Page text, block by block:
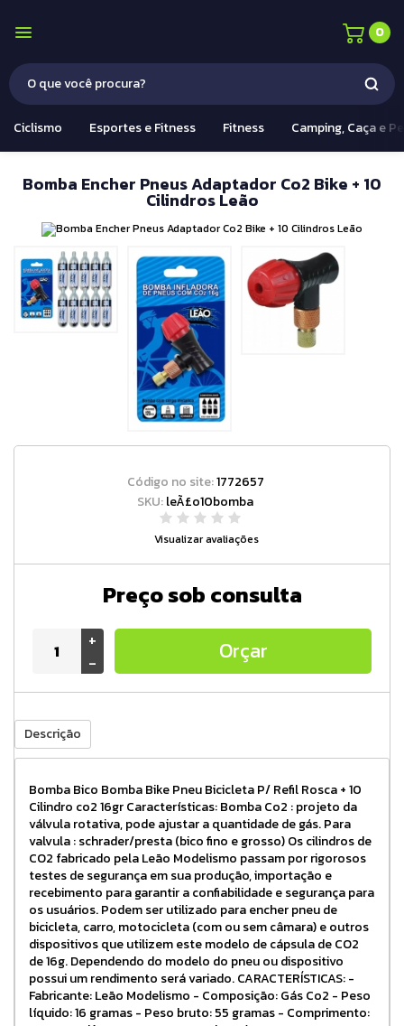
0
Ciclismo Esportes e Fitness Fitness Camping, Caça e
Bomba Encher Pneus Adaptador Co2 Bike + 10
Cilindros Leão
Código no site:1772657
SKU:leÃ£o10bomba
Visualizar avaliações
Preço sob consulta
+
-
Orçar
Descrição
Bomba Bico Bomba Bike Pneu Bicicleta P/ Refil Rosca + 10
Cilindro co2 16gr Características: Bomba Co2 : projeto da
válvula rotativa, pode ajustar a quantidade de gás. Para
valvula : schrader/presta (bico fino e grosso) Os cilindros de
CO2 fabricado pela Leão Modelismo passam por rigorosos
testes de segurança em sua produção, importação e
recebimento para garantir a confiabilidade e segurança para
os usuários. Podem ser utilizado para encher pneu de
bicicleta, carro, motocicleta (com ou sem câmara) e outros
dispositivos que utilizem este modelo de cápsula de CO2
de 16g. Dependendo do modelo do pneu ou dispositivo
possui um rendimento será variado. CARACTERÍSTICAS: -
Fabricante: Leão Modelismo - Composição: Gás Co2 - Peso
líquido: 16 gramas - Peso bruto: 55 gramas - Comprimento: